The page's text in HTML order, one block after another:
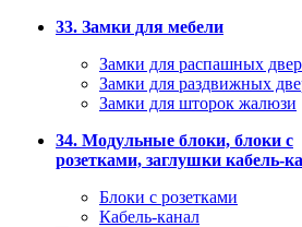
33. Замки для мебели
Замки для распашных
Замки для раздвижных
Замки для шторок жалюзи
34. Модульные блоки, блоки с
розетками, заглушки кабель-
Блоки с розетками
Кабель-канал